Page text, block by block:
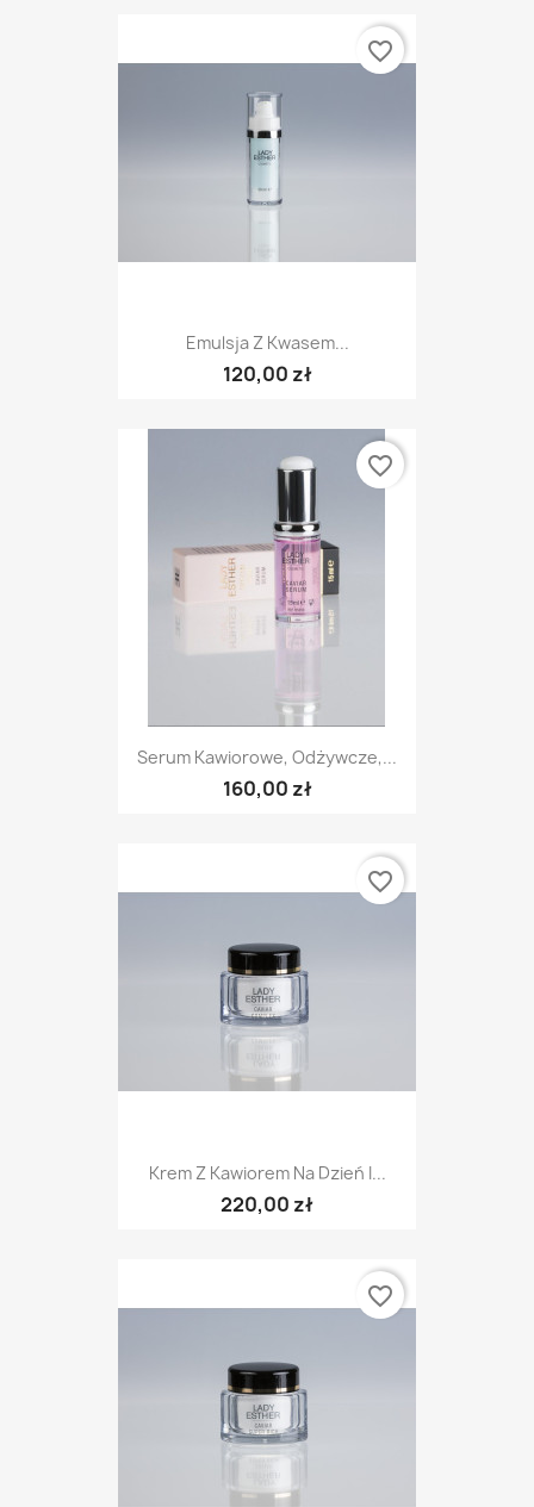
Emulsja Z Kwasem...
120,00 zł
favorite_border
Serum Kawiorowe, Odżywcze,...
160,00 zł
favorite_border
Krem Z Kawiorem Na Dzień I...
220,00 zł
favorite_border
favorite_border